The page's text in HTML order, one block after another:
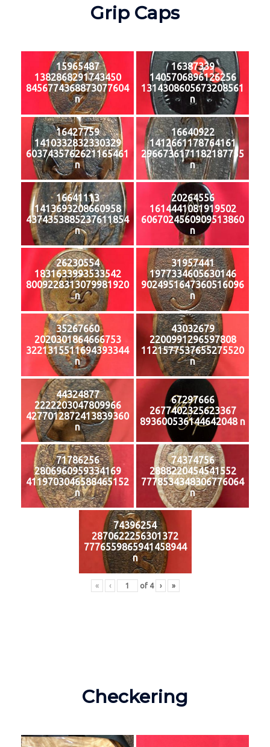
Grip Caps
15965487
1382868291743450
8456774368873077604
n
16387339
1405706896126256
1314308605673208561
n
16427759
1410332832330329
6037435762621165461
n
16640922
1412661178764161
2966736171182187755
n
16641113
1413693208660958
4374353885237611854
n
20264556
1614441081919502
6067024560909513860
n
26230554
1831633993533542
8009228313079981920
n
31957441
1977334605630146
9024951647360516096
n
35267660
2020301864666753
3221315511694393344
n
43032679
2200991296597808
1121577537655275520
n
44324877
2222203047809966
4277012872413839360
n
67297666
2677402325623367
893600536144642048 n
71786256
2806960959334169
4119703046588465152
n
74374756
2888220454541552
7778534348306776064
n
74396254
2870622256301372
7776559865941458944
n
« ‹ of 4 › »
Checkering